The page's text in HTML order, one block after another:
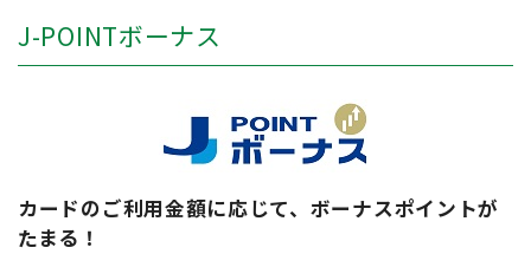
J-POINTボーナス
カードのご利用金額に応じて、ボーナスポイントが
たまる！